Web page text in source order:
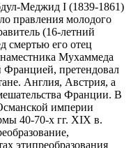
Меджид I (1839-1861)
правления молодого
(16-летний
смертью его отец
Мухаммеда
претендовал
Англия, Австрия, а
Франции. В
империи
40-70-х гг. XIX в.
этипреобразования